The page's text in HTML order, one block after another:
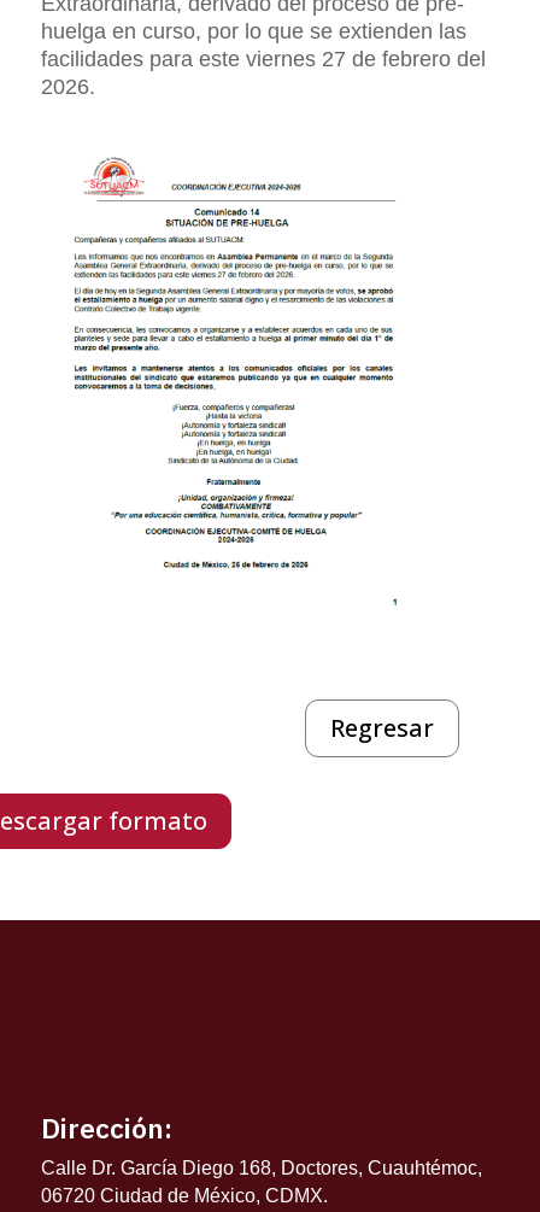
huelga en curso, por lo que se extienden las
facilidades para este viernes 27 de febrero del
2026.
Regresar
formato
Dirección:
Calle Dr. García Diego 168, Doctores, Cuauhtémoc,
06720 Ciudad de México, CDMX.